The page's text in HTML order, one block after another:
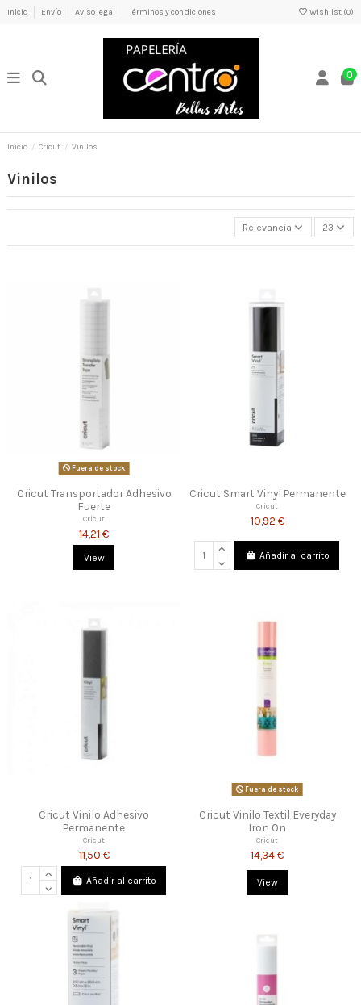
Inicio Envío Aviso legal Términos y condiciones Wishlist (0)
0
Inicio Cricut Vinilos
Vinilos
Relevancia 23
Fuera de stock
Cricut Transportador Adhesivo
Fuerte
Cricut
14,21 €
View
Cricut Smart Vinyl Permanente
Cricut
10,92 €
Añadir al carrito
Cricut Vinilo Adhesivo
Permanente
Cricut
11,50 €
Añadir al carrito
Fuera de stock
Cricut Vinilo Textil Everyday
Iron On
Cricut
14,34 €
View